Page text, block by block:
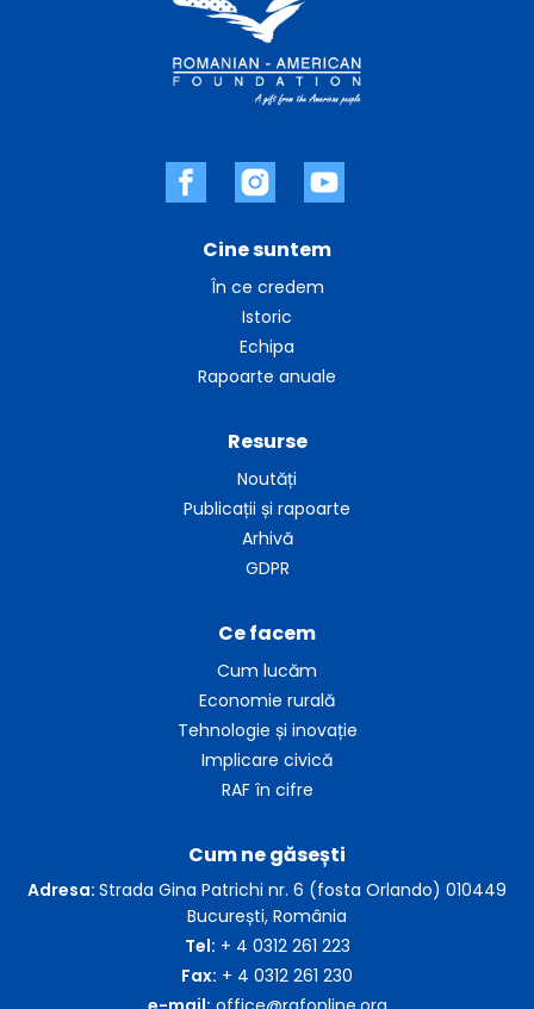
Cine suntem
În ce credem
Istoric
Echipa
Rapoarte anuale
Ce facem
Cum lucăm
Economie rurală
Tehnologie și inovație
Implicare civică
RAF în cifre
Resurse
Noutăți
Publicații și rapoarte
Arhivă
GDPR
Cum ne găsești
Adresa: Strada Gina Patrichi nr. 6 (fosta Orlando) 010449
București, România
Tel: + 4 0312 261 223
Fax: + 4 0312 261 230